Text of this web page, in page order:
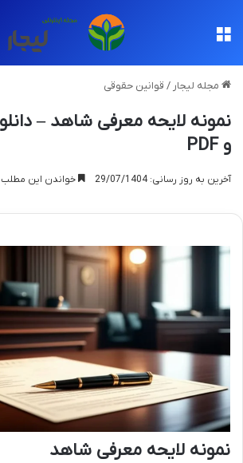
مجله لیجار / قوانین حقوقی
و PDF
آخرین به روز رسانی: 29/07/1404 خواندن این مطلب 18 دقیقه زمان میبرد
نمونه لایحه معرفی شاهد